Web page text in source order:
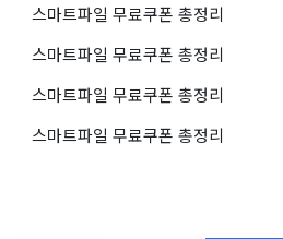
스마트파일 무료쿠폰 총정리
스마트파일 무료쿠폰 총정리
스마트파일 무료쿠폰 총정리
스마트파일 무료쿠폰 총정리